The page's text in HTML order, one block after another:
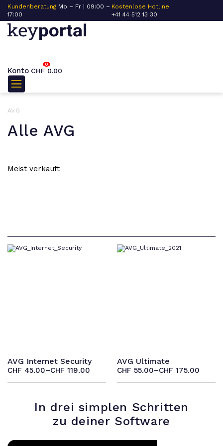
Kundenberatung Mo – Fr | 09:00 –
17:00
Kostenlose Hotline
+41 44 512 13 30
Konto
0
CHF 0.00
AVG
Alle AVG
AVG Internet Security
CHF 45.00–CHF 119.00
Preisspanne:
CHF 45.00
CHF 119.00
AVG Ultimate
CHF 55.00–CHF 175.00
Preisspanne:
CHF 55.00
CHF 175.00
In drei simplen Schritten
zu deiner Software